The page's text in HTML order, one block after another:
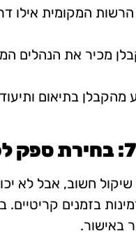
המקומית אילו
מכיר את הנהלים
מהקבלן בתיאום
חשוב, אבל לא
בזמנים
באישור.